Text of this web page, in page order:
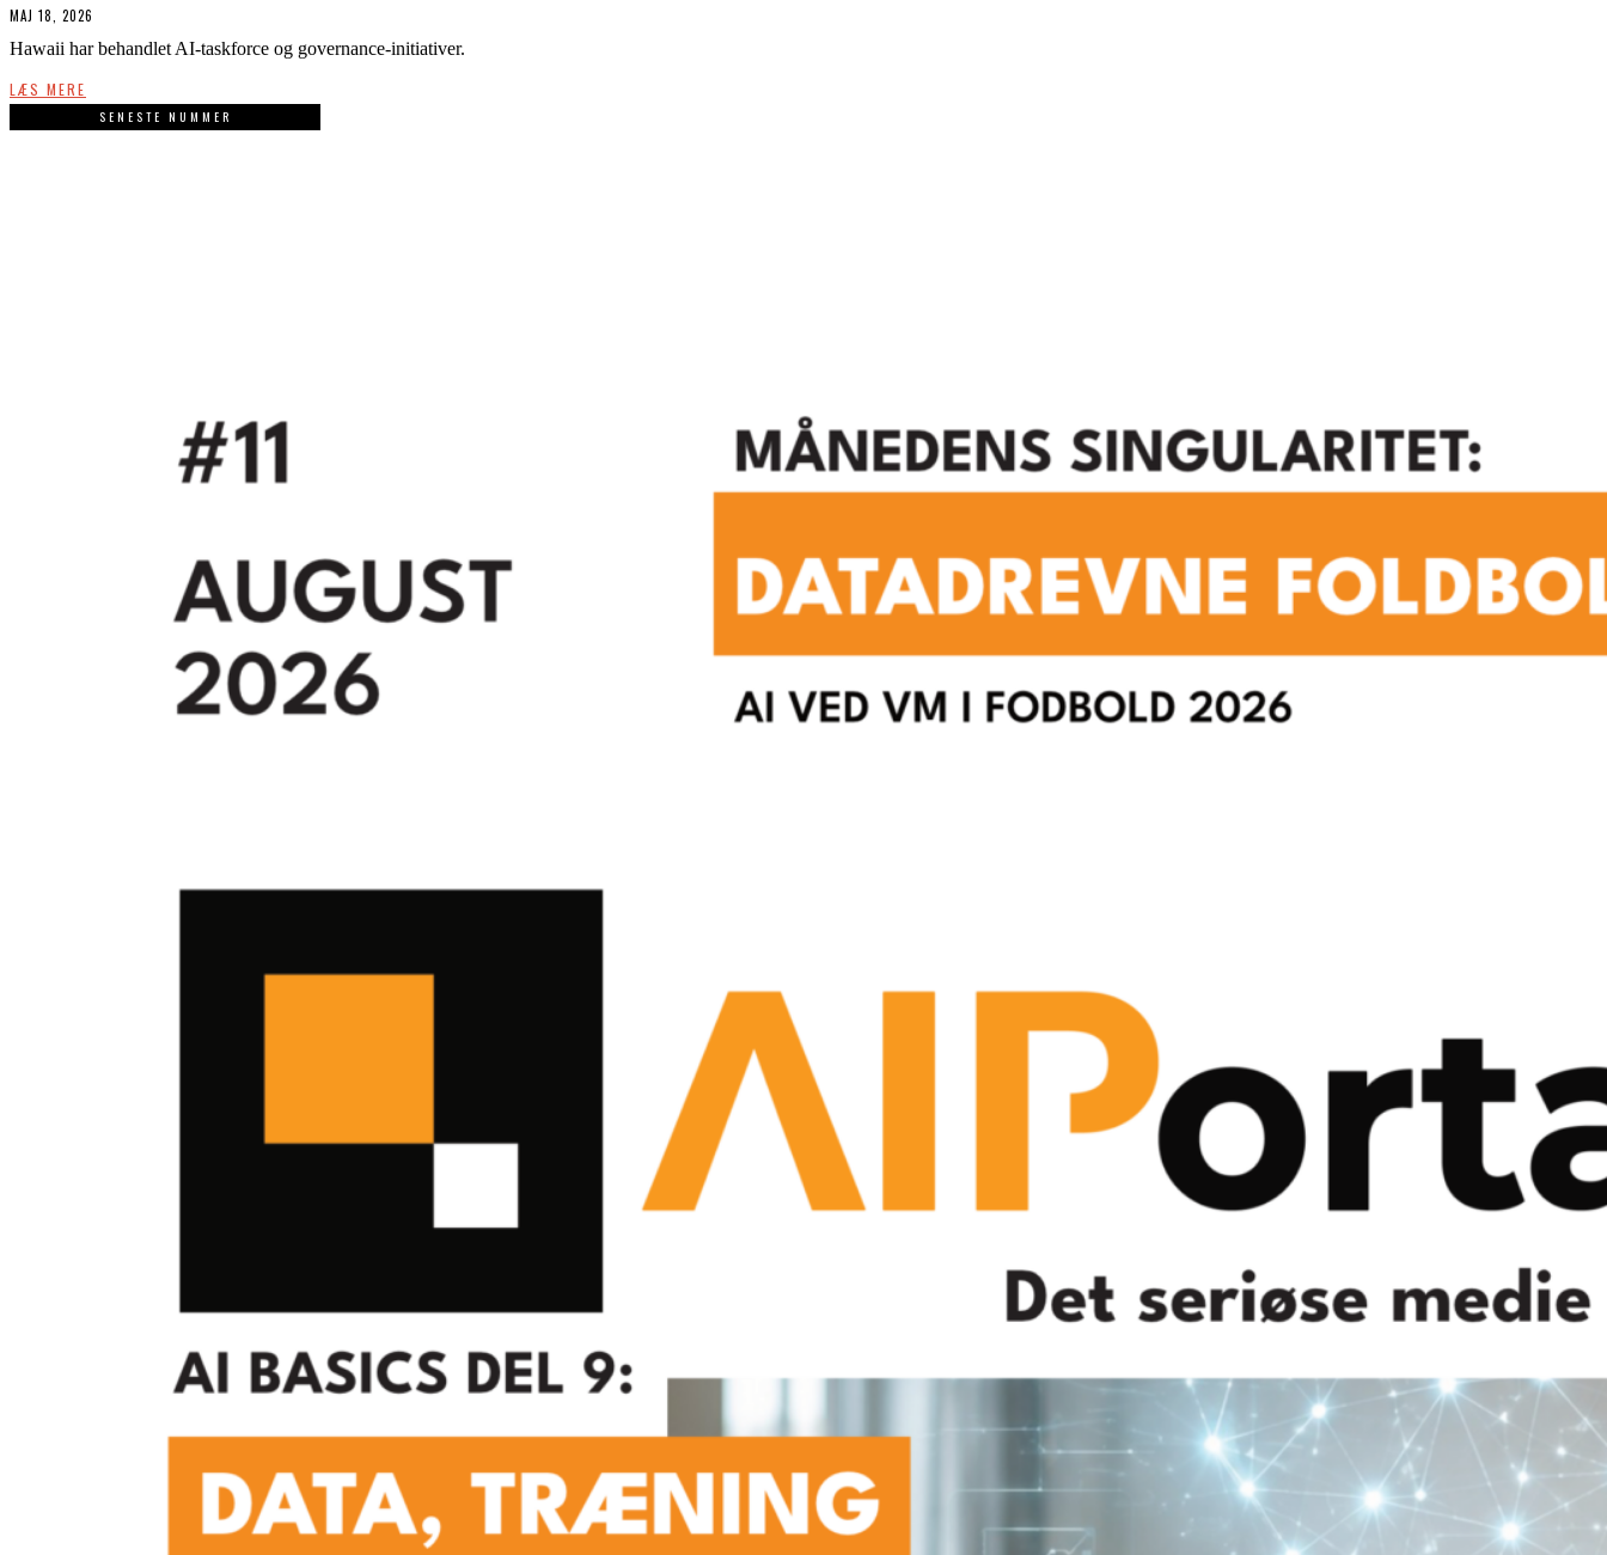
MAJ 18, 2026
Hawaii har behandlet AI-taskforce og governance-initiativer.
LÆS MERE
SENESTE NUMMER